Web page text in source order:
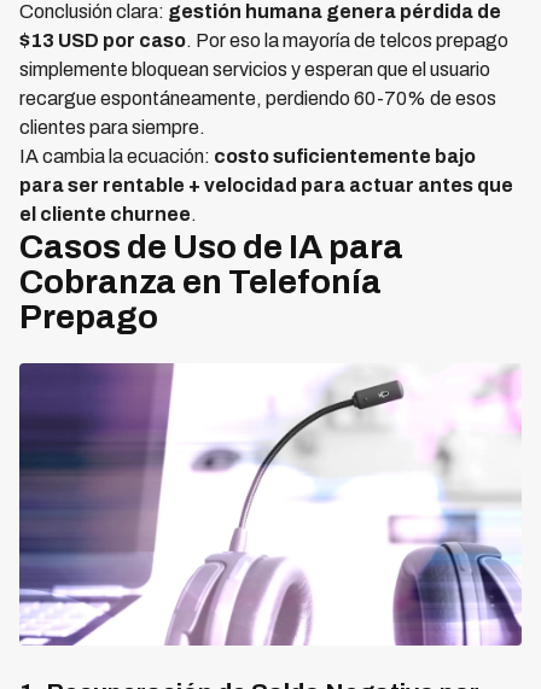
Conclusión clara: gestión humana genera pérdida de
$13 USD por caso. Por eso la mayoría de telcos prepago
simplemente bloquean servicios y esperan que el usuario
recargue espontáneamente, perdiendo 60-70% de esos
clientes para siempre.
IA cambia la ecuación: costo suficientemente bajo
para ser rentable + velocidad para actuar antes que
el cliente churnee.
Casos de Uso de IA para
Cobranza en Telefonía
Prepago